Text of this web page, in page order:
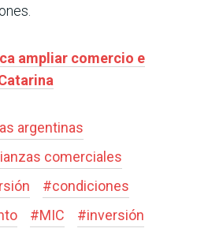
ampliar comercio e
argentinas
comerciales
#condiciones
#MIC #inversión